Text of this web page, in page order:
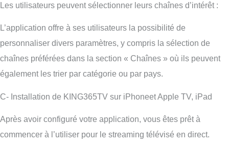
Les utilisateurs peuvent sélectionner leurs chaînes d’intérêt :
L’application offre à ses utilisateurs la possibilité de
personnaliser divers paramètres, y compris la sélection de
chaînes préférées dans la section « Chaînes » où ils peuvent
également les trier par catégorie ou par pays.
C- Installation de KING365TV sur iPhoneet Apple TV, iPad
Après avoir configuré votre application, vous êtes prêt à
commencer à l’utiliser pour le streaming télévisé en direct.